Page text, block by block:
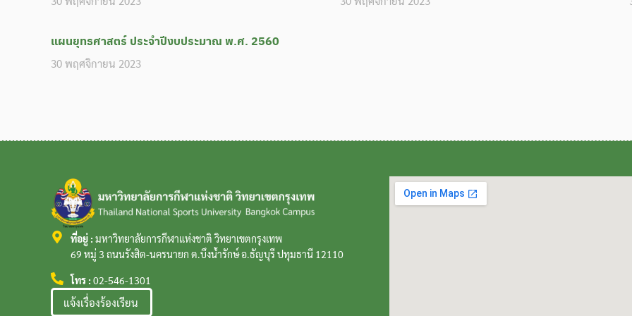
แผนยุทธศาสตร์ ประจำปีงบประมาณ พ.ศ. 2560
30 พฤศจิกายน 2023
ที่อยู่ : มหาวิทยาลัยการกีฬาแห่งชาติ วิทยาเขตกรุงเทพ
69 หมู่ 3 ถนนรังสิต-นครนายก ต.บึงน้ำรักษ์ อ.ธัญบุรี ปทุมธานี 12110
โทร : 02-546-1301
แจ้งเรื่องร้องเรียน